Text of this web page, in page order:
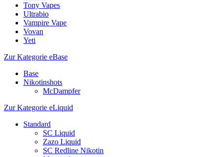
Tony Vapes
Ultrabio
Vampire Vape
Vovan
Yeti
Zur Kategorie eBase
Base
Nikotinshots
McDampfer
Zur Kategorie eLiquid
Standard
SC Liquid
Zazo Liquid
SC Redline Nikotin